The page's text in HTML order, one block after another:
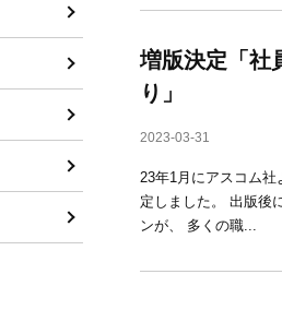
増版決定「社
り」
2023-03-31
23年1月にアスコム
定しました。 出版後
ンが、 多くの職...